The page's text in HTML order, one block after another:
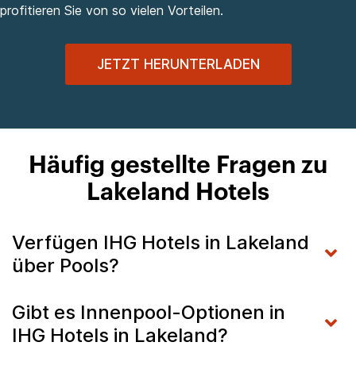
profitieren Sie von so vielen Vorteilen.
JETZT HERUNTERLADEN
Häufig gestellte Fragen zu
Lakeland Hotels
Verfügen IHG Hotels in Lakeland
über Pools?
Gibt es Innenpool-Optionen in
IHG Hotels in Lakeland?